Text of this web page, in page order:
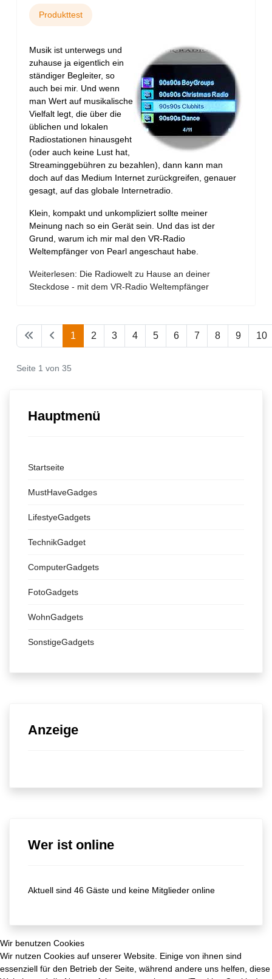
Produkttest
Musik ist unterwegs und
zuhause ja eigentlich ein
ständiger Begleiter, so
auch bei mir. Und wenn
man Wert auf musikalische
Vielfalt legt, die über die
üblichen und lokalen
Radiostationen hinausgeht
(oder auch keine Lust hat,
Streaminggebühren zu bezahlen), dann kann man
doch auf das Medium Internet zurückgreifen, genauer
gesagt, auf das globale Internetradio.
Klein, kompakt und unkompliziert sollte meiner
Meinung nach so ein Gerät sein. Und das ist der
Grund, warum ich mir mal den VR-Radio
Weltempfänger von Pearl angeschaut habe.
Weiterlesen: Die Radiowelt zu Hause an deiner
Steckdose - mit dem VR-Radio Weltempfänger
1 2 3 4 5 6 7 8 9 10
Seite 1 von 35
Hauptmenü
Startseite
MustHaveGadges
LifestyeGadgets
TechnikGadget
ComputerGadgets
FotoGadgets
WohnGadgets
SonstigeGadgets
Anzeige
Wer ist online
Aktuell sind 46 Gäste und keine Mitglieder online
Wir benutzen Cookies
Wir nutzen Cookies auf unserer Website. Einige von ihnen sind
essenziell für den Betrieb der Seite, während andere uns helfen, diese